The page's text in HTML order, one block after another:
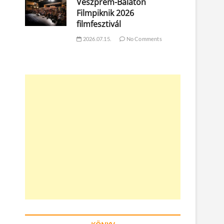
Filmpiknik 2026
filmfesztivál
2026.07.15. No Comments